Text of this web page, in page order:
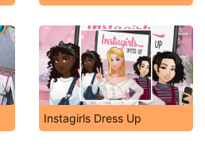
Instagirls Dress Up